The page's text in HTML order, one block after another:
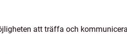
att träffa och